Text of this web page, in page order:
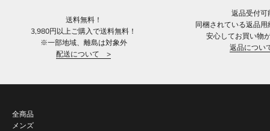
送料無料！
3,980円以上ご購入で送料無料！
※一部地域、離島は対象外
配送について >
返品受付可
同梱されている返品
安心してお買い物
返品につ
全商品
メンズ